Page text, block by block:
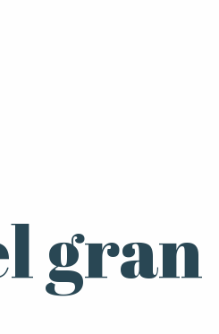
gran